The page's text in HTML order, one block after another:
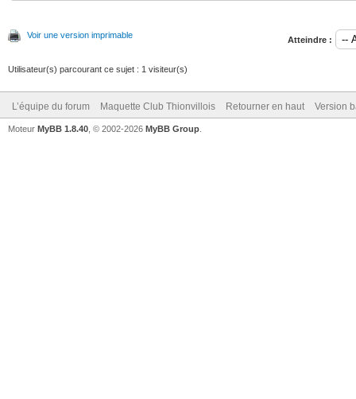
Voir une version imprimable Atteindre :
Utilisateur(s) parcourant ce sujet : 1 visiteur(s)
L’équipe du forum Maquette Club Thionvillois Retourner en haut Version
Moteur MyBB 1.8.40 , © 2002-2026 MyBB Group